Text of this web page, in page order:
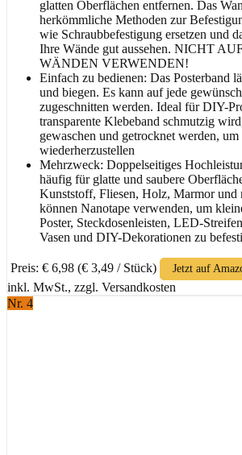
glatten Oberflächen entfernen. Das
herkömmliche Methoden zur
wie Schraubbefestigung ersetzen und
Ihre Wände gut aussehen. NICHT
WÄNDEN VERWENDEN!
Einfach zu bedienen: Das Posterband
und biegen. Es kann auf jede
zugeschnitten werden. Ideal für DIY-
transparente Klebeband schmutzig
gewaschen und getrocknet werden,
wiederherzustellen
Mehrzweck: Doppelseitiges
häufig für glatte und saubere
Kunststoff, Fliesen, Holz, Marmor und
können Nanotape verwenden, um
Poster, Steckdosenleisten, LED-
Vasen und DIY-Dekorationen zu
Preis: € 6,98 (€ 3,49 / Stück) Jetzt auf
inkl. MwSt., zzgl. Versandkosten
Nr. 4